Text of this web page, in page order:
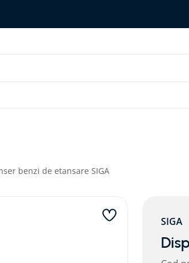
benzi de etansare SIGA
SIGA